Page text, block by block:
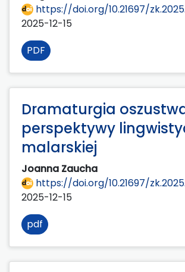
https://doi.org/10.21697/
2025-12-15
PDF
Dramaturgia
perspektywy
malarskiej
Joanna Zaucha
https://doi.org/10.21697/
2025-12-15
pdf